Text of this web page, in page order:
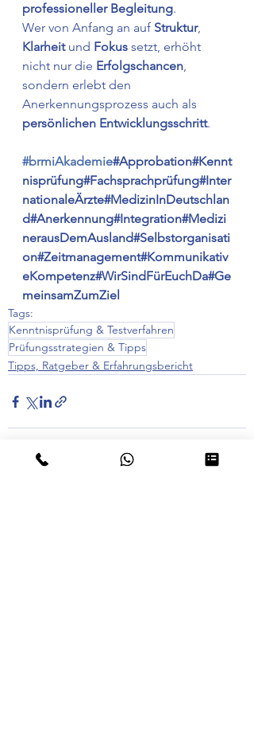
professioneller Begleitung.
Wer von Anfang an auf Struktur,
Klarheit und Fokus setzt, erhöht
nicht nur die Erfolgschancen,
sondern erlebt den
Anerkennungsprozess auch als
persönlichen Entwicklungsschritt.
#brmiAkademie#Approbation#Kennt
nisprüfung#Fachsprachprüfung#Inter
nationaleÄrzte#MedizinInDeutschlan
d#Anerkennung#Integration#Medizi
nerausDemAusland#Selbstorganisati
on#Zeitmanagement#Kommunikativ
eKompetenz#WirSindFürEuchDa#Ge
meinsamZumZiel
Tags:
Kenntnisprüfung & Testverfahren
Prüfungsstrategien & Tipps
Tipps, Ratgeber & Erfahrungsbericht